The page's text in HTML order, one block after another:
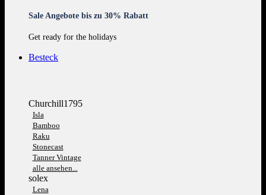
Sale Angebote bis zu 30% Rabatt
Get ready for the holidays
Besteck
Churchill1795
Isla
Bamboo
Raku
Stonecast
Tanner Vintage
alle ansehen...
solex
Lena